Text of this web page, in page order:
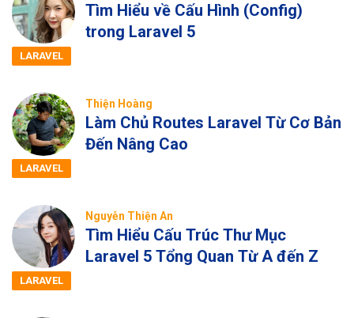
Tìm Hiểu về Cấu Hình (Config)
trong Laravel 5
LARAVEL
Thiện Hoàng
Làm Chủ Routes Laravel Từ Cơ Bản
Đến Nâng Cao
LARAVEL
Nguyễn Thiện An
Tìm Hiểu Cấu Trúc Thư Mục
Laravel 5 Tổng Quan Từ A đến Z
LARAVEL